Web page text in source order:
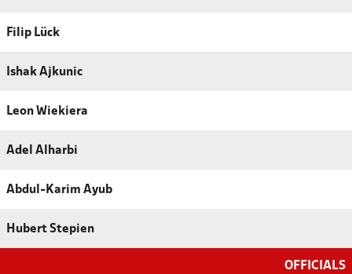
Filip Lück
Ishak Ajkunic
Leon Wiekiera
Adel Alharbi
Abdul-Karim Ayub
Hubert Stepien
OFFICIALS